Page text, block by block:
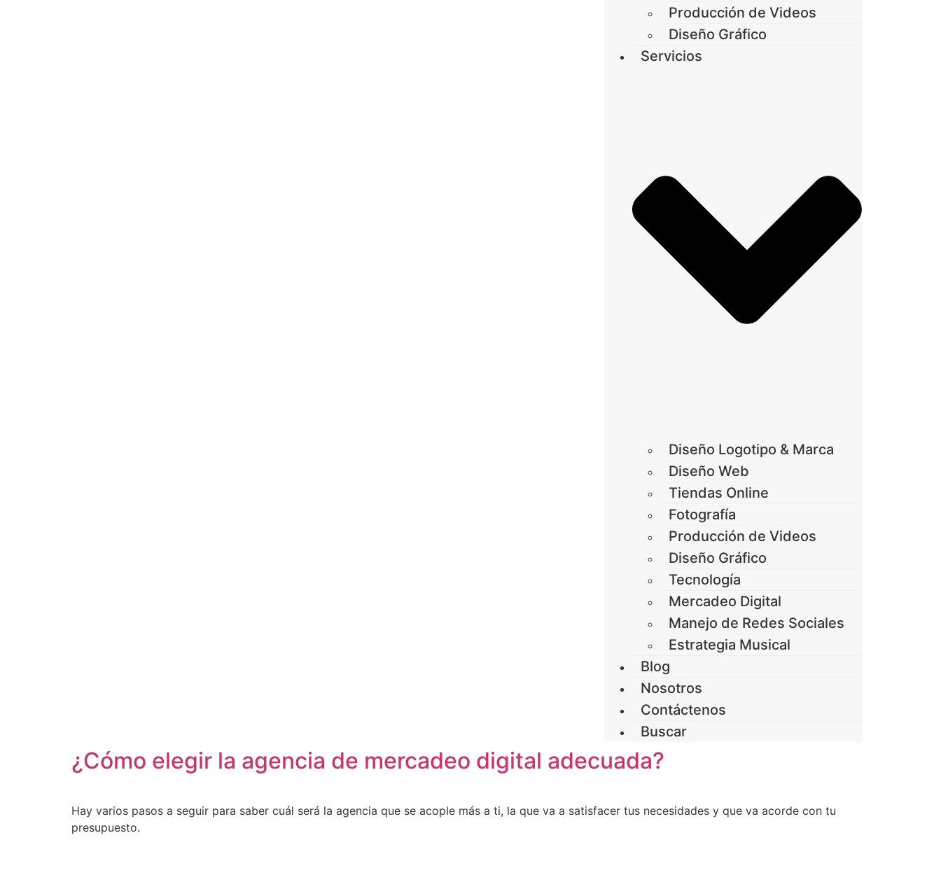
Producción de Videos
Diseño Gráfico
Servicios
Diseño Logotipo & Marca
Diseño Web
Tiendas Online
Fotografía
Producción de Videos
Diseño Gráfico
Tecnología
Mercadeo Digital
Manejo de Redes Sociales
Estrategia Musical
Blog
Nosotros
Contáctenos
Buscar
¿Cómo elegir la agencia de mercadeo digital adecuada?
Hay varios pasos a seguir para saber cuál será la agencia que se acople más a ti, la que va a satisfacer tus necesidades y que va acorde con tu
presupuesto.